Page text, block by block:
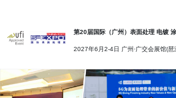
第20届国际（广州）表面处理 电镀
2027年6月2-4日 广州·广交会展馆(琶